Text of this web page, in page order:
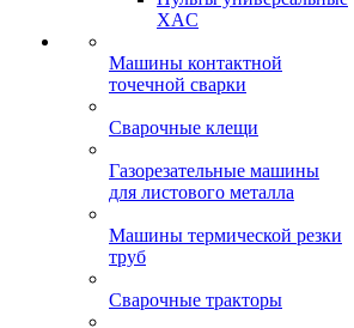
XAC
Машины контактной
точечной сварки
Сварочные клещи
Газорезательные машины
для листового металла
Машины термической резки
труб
Сварочные тракторы